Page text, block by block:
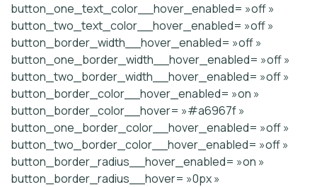
button_one_text_color__hover_enabled= »off »
button_two_text_color__hover_enabled= »off »
button_border_width__hover_enabled= »off »
button_one_border_width__hover_enabled= »off »
button_two_border_width__hover_enabled= »off »
button_border_color__hover_enabled= »on »
button_border_color__hover= »#a6967f »
button_one_border_color__hover_enabled= »off »
button_two_border_color__hover_enabled= »off »
button_border_radius__hover_enabled= »on »
button_border_radius__hover= »0px »